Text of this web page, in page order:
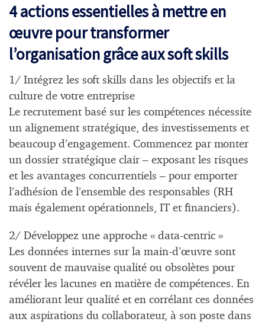
4 actions essentielles à mettre en
œuvre pour transformer
l’organisation grâce aux soft skills
1/ Intégrez les soft skills dans les objectifs et la
culture de votre entreprise
Le recrutement basé sur les compétences nécessite
un alignement stratégique, des investissements et
beaucoup d’engagement. Commencez par monter
un dossier stratégique clair – exposant les risques
et les avantages concurrentiels – pour emporter
l’adhésion de l’ensemble des responsables (RH
mais également opérationnels, IT et financiers).
2/ Développez une approche « data-centric »
Les données internes sur la main-d’œuvre sont
souvent de mauvaise qualité ou obsolètes pour
révéler les lacunes en matière de compétences. En
améliorant leur qualité et en corrélant ces données
aux aspirations du collaborateur, à son poste dans